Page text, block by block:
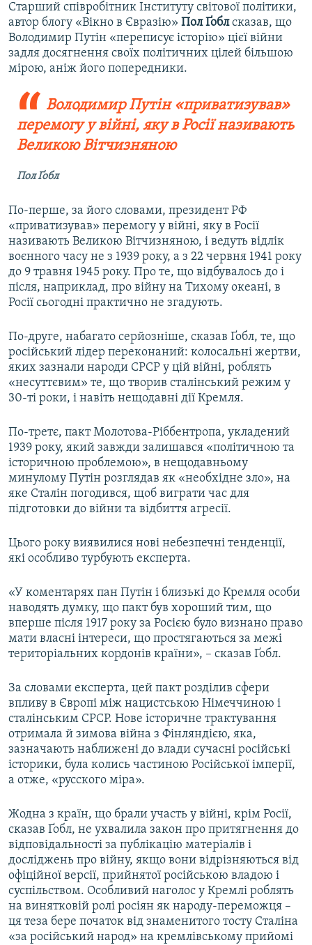
Старший співробітник Інституту світової політики,
автор блогу «Вікно в Євразію» Пол Ґоблсказав, що
Володимир Путін «переписує історію» цієї війни
задля досягнення своїх політичних цілей більшою
мірою, аніж його попередники.
Володимир Путін «приватизував»
перемогу у війні, яку в Росії називають
Великою Вітчизняною
Пол Ґобл
По-перше, за його словами, президент РФ
«приватизував» перемогу у війні, яку в Росії
називають Великою Вітчизняною, і ведуть відлік
воєнного часу не з 1939 року, а з 22 червня 1941 року
до 9 травня 1945 року. Про те, що відбувалось до і
після, наприклад, про війну на Тихому океані, в
Росії сьогодні практично не згадують.
По-друге, набагато серйозніше, сказав Ґобл, те, що
російський лідер переконаний: колосальні жертви,
яких зазнали народи СРСР у цій війні, роблять
«несуттєвим» те, що творив сталінський режим у
30-ті роки, і навіть нещодавні дії Кремля.
По-третє, пакт Молотова-Ріббентропа, укладений
1939 року, який завжди залишався «політичною та
історичною проблемою», в нещодавньому
минулому Путін розглядав як «необхідне зло», на
яке Сталін погодився, щоб виграти час для
підготовки до війни та відбиття агресії.
Цього року виявилися нові небезпечні тенденції,
які особливо турбують експерта.
«У коментарях пан Путін і близькі до Кремля особи
наводять думку, що пакт був хороший тим, що
вперше після 1917 року за Росією було визнано право
мати власні інтереси, що простягаються за межі
територіальних кордонів країни», – сказав Ґобл.
За словами експерта, цей пакт розділив сфери
впливу в Європі між нацистською Німеччиною і
сталінським СРСР. Нове історичне трактування
отримала й зимова війна з Фінляндією, яка,
зазначають наближені до влади сучасні російські
історики, була колись частиною Російської імперії,
а отже, «русского міра».
Жодна з країн, що брали участь у війні, крім Росії,
сказав Ґобл, не ухвалила закон про притягнення до
відповідальності за публікацію матеріалів і
досліджень про війну, якщо вони відрізняються від
офіційної версії, прийнятої російською владою і
суспільством. Особливий наголос у Кремлі роблять
на винятковій ролі росіян як народу-переможця –
ця теза бере початок від знаменитого тосту Сталіна
«за російський народ» на кремлівському прийомі